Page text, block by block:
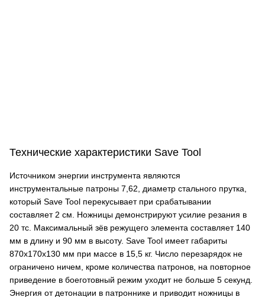
Технические характеристики Save Tool
Источником энергии инструмента являются
инструментальные патроны 7,62, диаметр стального прутка,
который Save Tool перекусывает при срабатывании
составляет 2 см. Ножницы демонстрируют усилие резания в
20 тс. Максимальный зёв режущего элемента составляет 140
мм в длину и 90 мм в высоту. Save Tool имеет габариты
870х170х130 мм при массе в 15,5 кг. Число перезарядок не
ограничено ничем, кроме количества патронов, на повторное
приведение в боеготовный режим уходит не больше 5 секунд.
Энергия от детонации в патроннике и приводит ножницы в